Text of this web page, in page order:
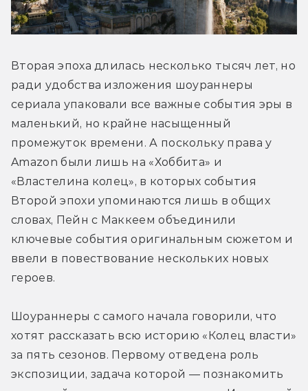
Вторая эпоха длилась несколько тысяч лет, но
ради удобства изложения шоураннеры
сериала упаковали все важные события эры в
маленький, но крайне насыщенный
промежуток времени. А поскольку права у
Amazon были лишь на «Хоббита» и
«Властелина колец», в которых события
Второй эпохи упоминаются лишь в общих
словах, Пейн с Маккеем объединили
ключевые события оригинальным сюжетом и
ввели в повествование нескольких новых
героев.
Шоураннеры с самого начала говорили, что
хотят рассказать всю историю «Колец власти»
за пять сезонов. Первому отведена роль
экспозиции, задача которой — познакомить